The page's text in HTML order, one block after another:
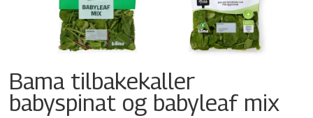
Bama tilbakekaller
babyspinat og babyleaf mix